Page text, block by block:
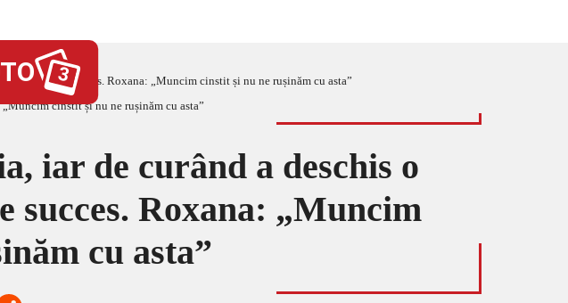
bucură de succes. Roxana: „Muncim cinstit și nu ne rușinăm cu asta”
3
iar de curând a deschis o
succes. Roxana: „Muncim
cu asta”